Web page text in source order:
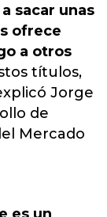
sacar unas
ofrece
a otros
títulos,
Jorge
de
Mercado